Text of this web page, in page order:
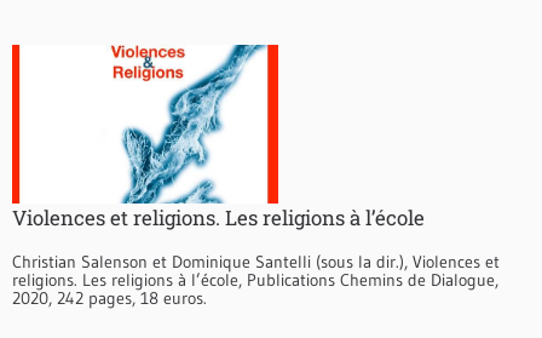
Violences et religions. Les religions à l’école
Christian Salenson et Dominique Santelli (sous la dir.), Violences et
religions. Les religions à l’école, Publications Chemins de Dialogue,
2020, 242 pages, 18 euros.